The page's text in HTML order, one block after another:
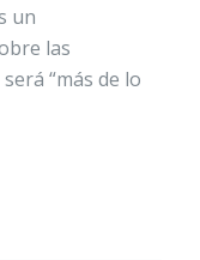
un
las
“más de lo